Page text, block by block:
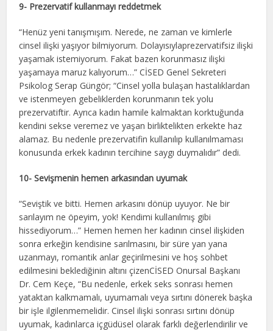
9- Prezervatif kullanmayı reddetmek
“Henüz yeni tanışmışım. Nerede, ne zaman ve kimlerle
cinsel ilişki yaşıyor bilmiyorum. Dolayısıylaprezervatifsiz ilişki
yaşamak istemiyorum. Fakat bazen korunmasız ilişki
yaşamaya maruz kalıyorum…” CİSED Genel Sekreteri
Psikolog Serap Güngör; “Cinsel yolla bulaşan hastalıklardan
ve istenmeyen gebeliklerden korunmanın tek yolu
prezervatiftir. Ayrıca kadın hamile kalmaktan korktuğunda
kendini sekse veremez ve yaşan birliktelikten erkekte haz
alamaz. Bu nedenle prezervatifin kullanılıp kullanılmaması
konusunda erkek kadının tercihine saygı duymalıdır” dedi.
10- Sevişmenin hemen arkasından uyumak
“Seviştik ve bitti. Hemen arkasını dönüp uyuyor. Ne bir
sarılayım ne öpeyim, yok! Kendimi kullanılmış gibi
hissediyorum…” Hemen hemen her kadının cinsel ilişkiden
sonra erkeğin kendisine sarılmasını, bir süre yan yana
uzanmayı, romantik anlar geçirilmesini ve hoş sohbet
edilmesini beklediğinin altını çizenCİSED Onursal Başkanı
Dr. Cem Keçe, “Bu nedenle, erkek seks sonrası hemen
yataktan kalkmamalı, uyumamalı veya sırtını dönerek başka
bir işle ilgilenmemelidir. Cinsel ilişki sonrası sırtını dönüp
uyumak, kadınlarca içgüdüsel olarak farklı değerlendirilir ve